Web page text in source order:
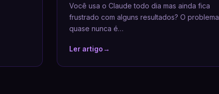
Você usa o Claude todo dia mas ainda fica
frustrado com alguns resultados? O problema
quase nunca é…
Ler artigo→